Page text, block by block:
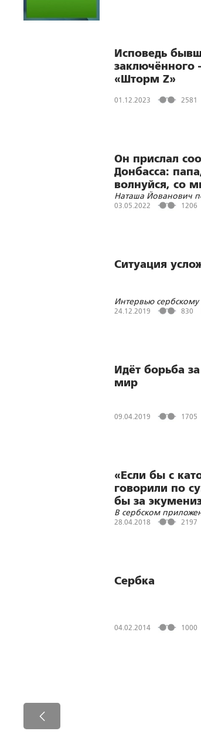
Исповедь
заключённого
«Шторм Z»
01.12.2023 2581
Он прислал
Донбасса:
волнуйся, со
Наташа Йованович
Борисом Земцовым
03.05.2022 1206
Ситуация
Интервью
ПЕЧАТ
24.12.2019 830
Идёт борьба
мир
09.04.2019 1705
«Если бы с
говорили по
бы за
В сербском
фактов»
28.04.2018 2197
Сербка
04.02.2014 1000